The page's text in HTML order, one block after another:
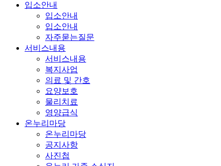
입소안내
입소안내
입소안내
자주묻는질문
서비스내용
서비스내용
복지사업
의료 및 간호
요양보호
물리치료
영양급식
온누리마당
온누리마당
공지사항
사진첩